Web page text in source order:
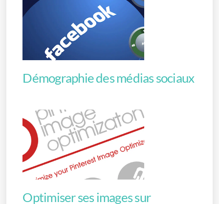
Démographie des médias sociaux
Optimiser ses images sur